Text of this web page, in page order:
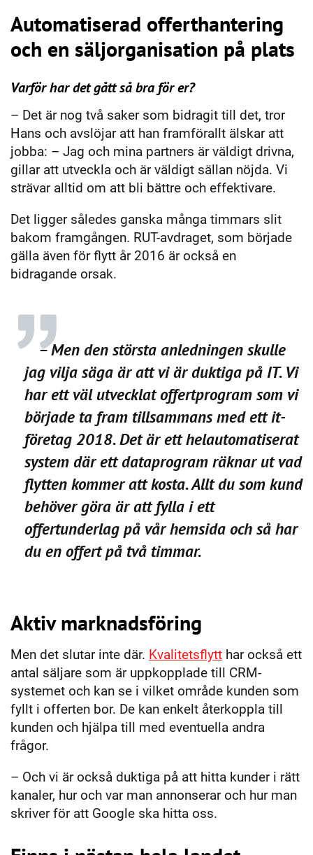
Automatiserad offerthantering
och en säljorganisation på plats
Varför har det gått så bra för er?
– Det är nog två saker som bidragit till det, tror
Hans och avslöjar att han framförallt älskar att
jobba: – Jag och mina partners är väldigt drivna,
gillar att utveckla och är väldigt sällan nöjda. Vi
strävar alltid om att bli bättre och effektivare.
Det ligger således ganska många timmars slit
bakom framgången. RUT-avdraget, som började
gälla även för flytt år 2016 är också en
bidragande orsak.
– Men den största anledningen skulle
jag vilja säga är att vi är duktiga på IT. Vi
har ett väl utvecklat offertprogram som vi
började ta fram tillsammans med ett it-
företag 2018. Det är ett helautomatiserat
system där ett dataprogram räknar ut vad
flytten kommer att kosta. Allt du som kund
behöver göra är att fylla i ett
offertunderlag på vår hemsida och så har
du en offert på två timmar.
Aktiv marknadsföring
Men det slutar inte där. Kvalitetsflytt har också ett
antal säljare som är uppkopplade till CRM-
systemet och kan se i vilket område kunden som
fyllt i offerten bor. De kan enkelt återkoppla till
kunden och hjälpa till med eventuella andra
frågor.
– Och vi är också duktiga på att hitta kunder i rätt
kanaler, hur och var man annonserar och hur man
skriver för att Google ska hitta oss.